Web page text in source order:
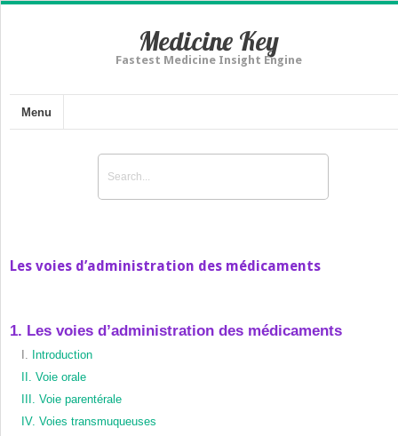
Medicine Key
Fastest Medicine Insight Engine
Menu
Les voies d’administration des médicaments
1. Les voies d’administration des médicaments
I. Introduction
II. Voie orale
III. Voie parentérale
IV. Voies transmuqueuses